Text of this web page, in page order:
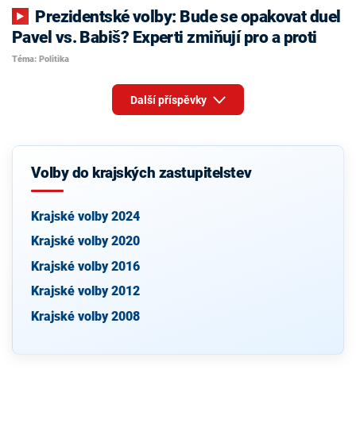
Pavel vs. Babiš? Experti zmiňují pro a proti
Téma: Politika
Další příspěvky
Volby do krajských zastupitelstev
Krajské volby 2024
Krajské volby 2020
Krajské volby 2016
Krajské volby 2012
Krajské volby 2008